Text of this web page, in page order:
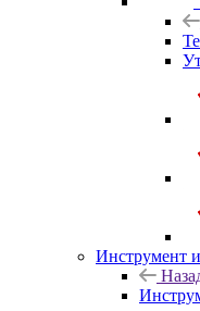
Инструмент